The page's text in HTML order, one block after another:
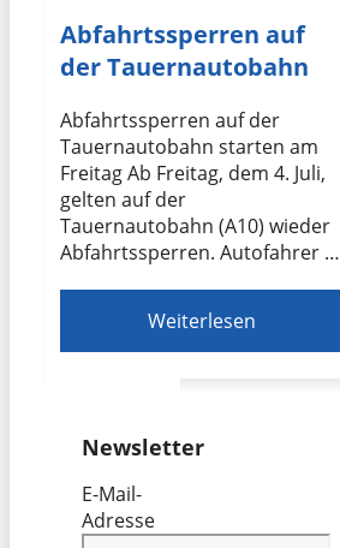
Abfahrtssperren auf
der Tauernautobahn
Abfahrtssperren auf der
Tauernautobahn starten am
Freitag Ab Freitag, dem 4. Juli,
gelten auf der
Tauernautobahn (A10) wieder
Abfahrtssperren. Autofahrer …
Weiterlesen
Newsletter
E-Mail-
Adresse